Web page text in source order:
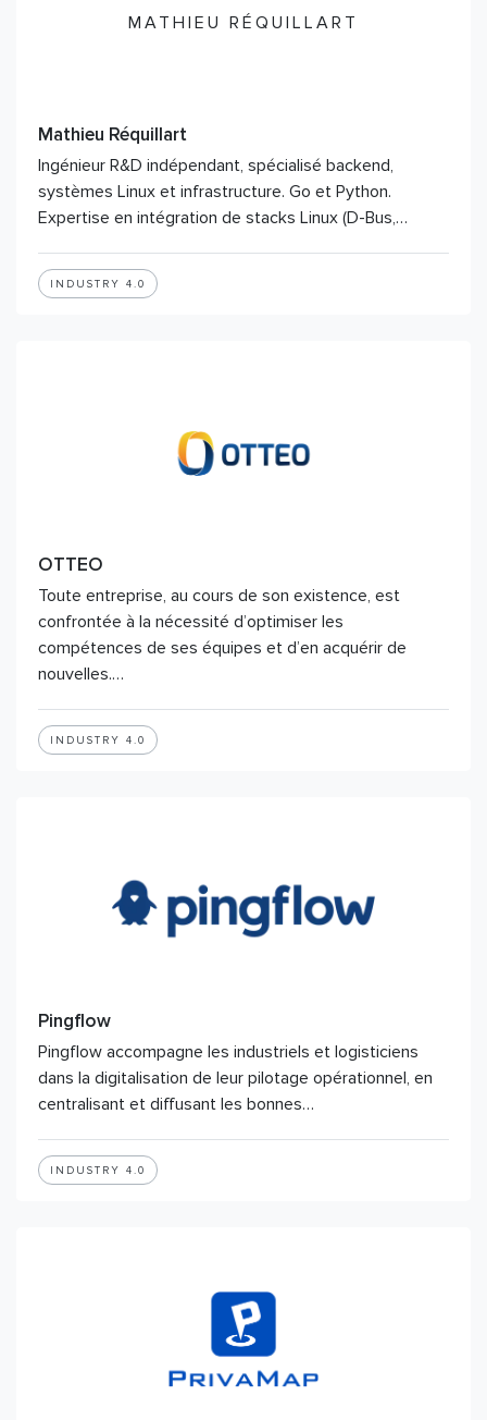
MATHIEU RÉQUILLART
Mathieu Réquillart
Ingénieur R&D indépendant, spécialisé backend,
systèmes Linux et infrastructure. Go et Python.
Expertise en intégration de stacks Linux (D-Bus,…
INDUSTRY 4.0
OTTEO
Toute entreprise, au cours de son existence, est
confrontée à la nécessité d’optimiser les
compétences de ses équipes et d’en acquérir de
nouvelles.…
INDUSTRY 4.0
Pingflow
Pingflow accompagne les industriels et logisticiens
dans la digitalisation de leur pilotage opérationnel, en
centralisant et diffusant les bonnes…
INDUSTRY 4.0